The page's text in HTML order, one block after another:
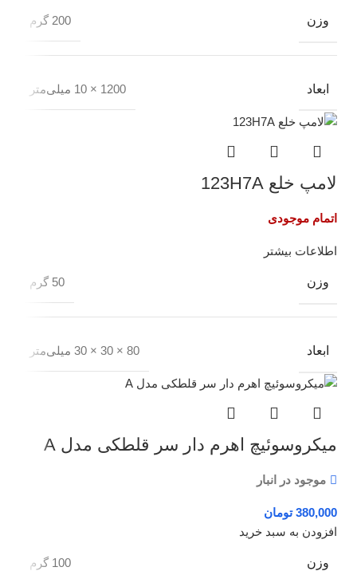
وزن 200 گرم
ابعاد 1200 × 10 میلی‌متر
لامپ خلع 123H7A
اتمام موجودی
اطلاعات بیشتر
وزن 50 گرم
ابعاد 80 × 30 × 30 میلی‌متر
میکروسوئیچ اهرم دار سر قلطکی مدل A
موجود در انبار
تومان
افزودن به سبد خرید
وزن 100 گرم